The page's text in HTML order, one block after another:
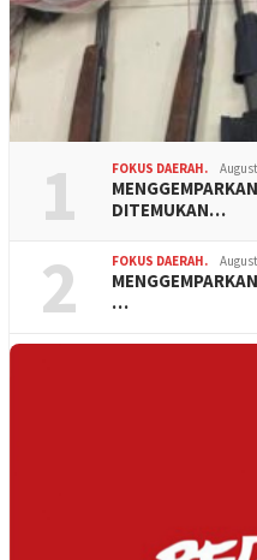
1 FOKUS DAERAH.
DITEMUKAN…
2 FOKUS DAERAH.
…